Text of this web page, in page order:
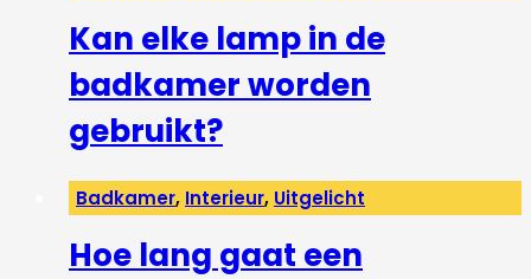
Kan elke lamp in de
badkamer worden
gebruikt?
Badkamer, Interieur, Uitgelicht
Hoe lang gaat een